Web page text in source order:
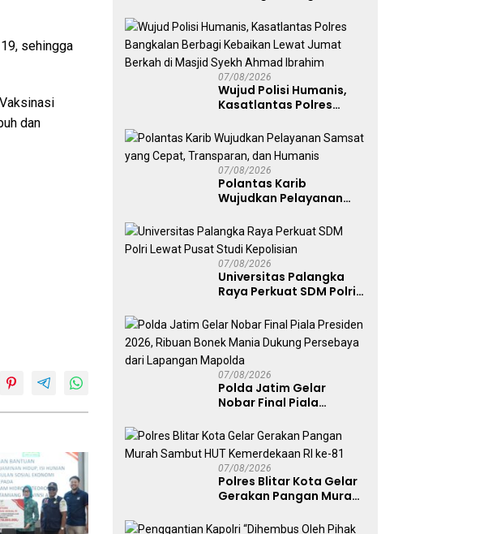
sehingga
dan
Sita Sabu 96 Gram dan
Ganja 131 Gram
07/08/2026
Wujud Polisi Humanis,
Kasatlantas Polres
Kebaikan Lewat Jumat
Berkah di Masjid Syekh
Ahmad Ibrahim
07/08/2026
Polantas Karib
Wujudkan Pelayanan
Transparan, dan
Humanis
07/08/2026
Universitas Palangka
Raya Perkuat SDM Polri
Kepolisian
07/08/2026
Polda Jatim Gelar
Nobar Final Piala
Bonek Mania Dukung
Persebaya dari
Lapangan Mapolda
07/08/2026
Polres Blitar Kota Gelar
Gerakan Pangan Murah
Kemerdekaan RI ke-81